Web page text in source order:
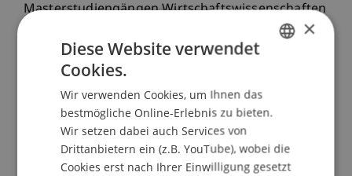
Masterstudiengängen Wirtschaftswissenschaften
aus. Die Auszeichnung im Bachelorstudiengang
Betriebswirtschaftslehre wurde an Laura Boltizar
verliehen. Der Preis im Bereich der
Masterstudiengänge ging an Ermal Gashi
(Studiengang Finance).
×
Diese Website verwendet
Cookies.
Wir verwenden Cookies, um Ihnen das
bestmögliche Online-Erlebnis zu bieten.
Wir setzen dabei auch Services von
Drittanbietern ein (z.B. YouTube), wobei die
Cookies erst nach Ihrer Einwilligung gesetzt